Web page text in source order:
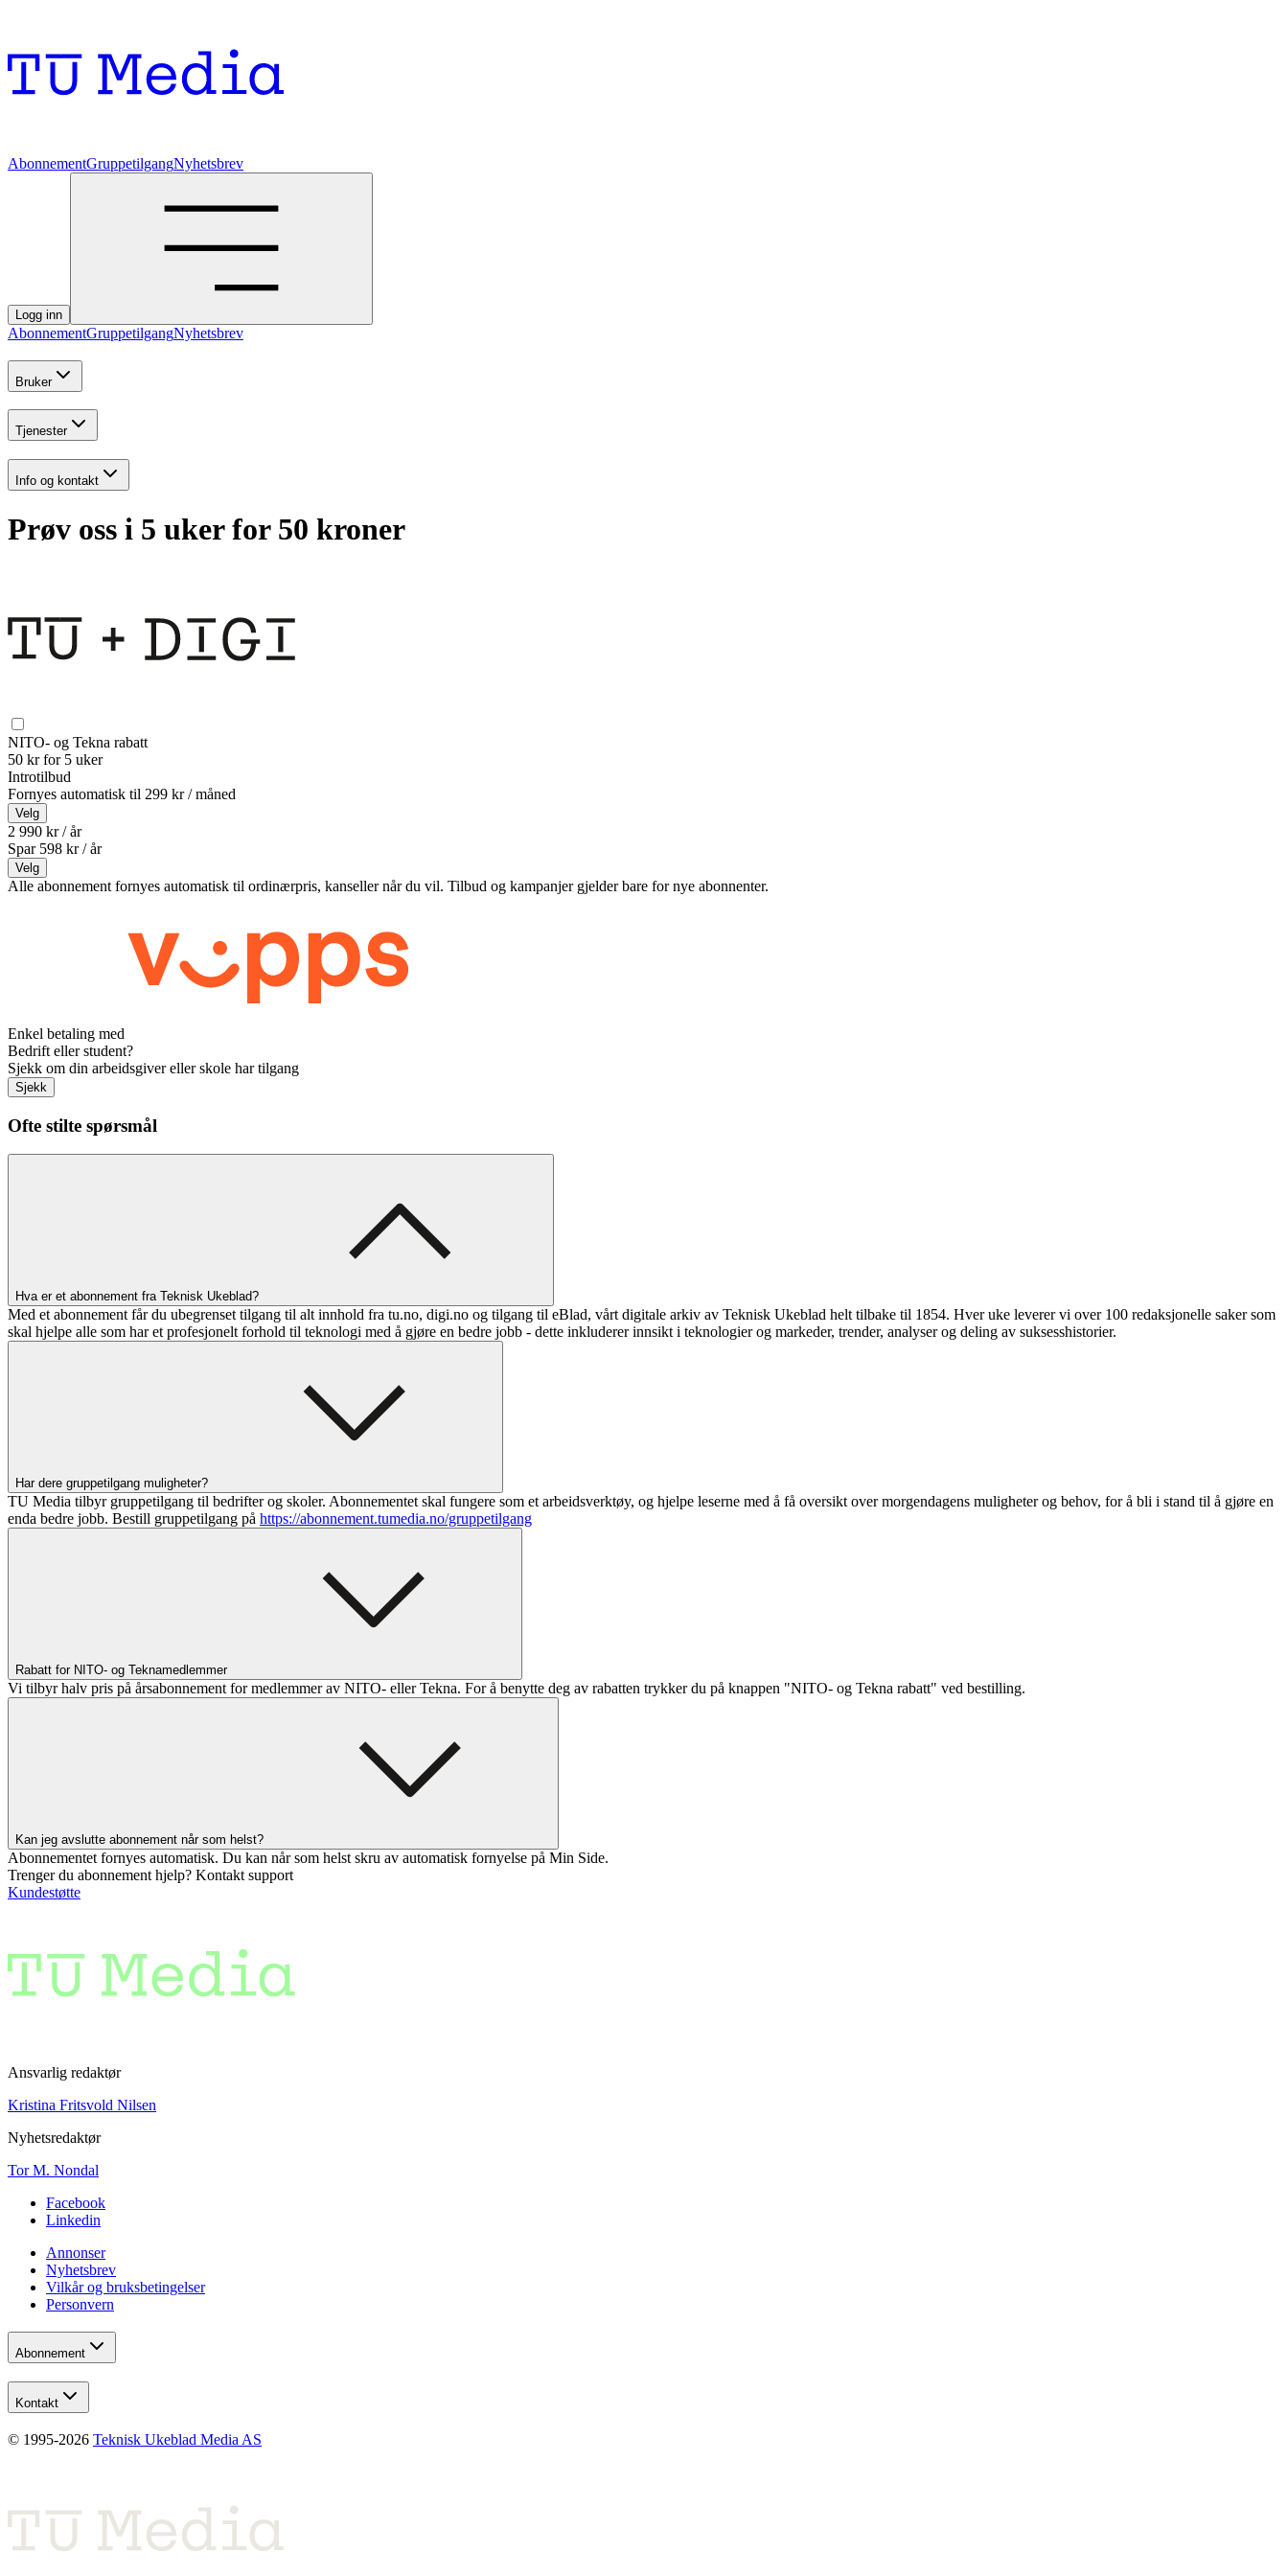
AbonnementGruppetilgangNyhetsbrev
Logg inn
AbonnementGruppetilgangNyhetsbrev
Bruker
Tjenester
Info og kontakt
Prøv oss i 5 uker for 50 kroner
NITO- og Tekna rabatt
50 kr for 5 uker
Introtilbud
Fornyes automatisk til 299 kr / måned
Velg
2 990 kr / år
Spar 598 kr /år
Velg
Alle abonnement fornyes automatisk til ordinærpris, kanseller når du vil. Tilbud og kampanjer gjelder bare for nye abonnenter.
Enkel betaling med
Bedrift eller student?
Sjekk om din arbeidsgiver eller skole har tilgang
Sjekk
Ofte stilte spørsmål
Hva er et abonnement fra Teknisk Ukeblad?
Med et abonnement får du ubegrenset tilgang til alt innhold fra tu.no, digi.no og tilgang til eBlad, vårt digitale arkiv av Teknisk Ukeblad helt tilbake til 1854. Hver uke leverer vi over 100 redaksjonelle saker som
skal hjelpe alle som har et profesjonelt forhold til teknologi med å gjøre en bedre jobb - dette inkluderer innsikt i teknologier og markeder, trender, analyser og deling av suksesshistorier.
Har dere gruppetilgang muligheter?
TU Media tilbyr gruppetilgang til bedrifter og skoler. Abonnementet skal fungere som et arbeidsverktøy, og hjelpe leserne med å få oversikt over morgendagens muligheter og behov, for å bli i stand til å gjøre en
enda bedre jobb. Bestill gruppetilgang på https://abonnement.tumedia.no/gruppetilgang
Rabatt for NITO- og Teknamedlemmer
Vi tilbyr halv pris på årsabonnement for medlemmer av NITO- eller Tekna. For å benytte deg av rabatten trykker du på knappen "NITO- og Tekna rabatt" ved bestilling.
Kan jeg avslutte abonnement når som helst?
Abonnementet fornyes automatisk. Du kan når som helst skru av automatisk fornyelse på Min Side.
Trenger du abonnement hjelp? Kontakt support
Kundestøtte
Ansvarlig redaktør
Kristina Fritsvold Nilsen
Nyhetsredaktør
Tor M. Nondal
Facebook
Linkedin
Annonser
Nyhetsbrev
Vilkår og bruksbetingelser
Personvern
Abonnement
Kontakt
© 1995-2026 Teknisk Ukeblad Media AS